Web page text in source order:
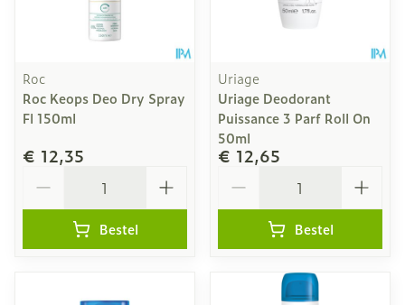
Roc
Roc Keops Deo Dry Spray
Fl 150ml
€ 12,35
Bestel
Uriage
Uriage Deodorant
Puissance 3 Parf Roll On
50ml
€ 12,65
Bestel